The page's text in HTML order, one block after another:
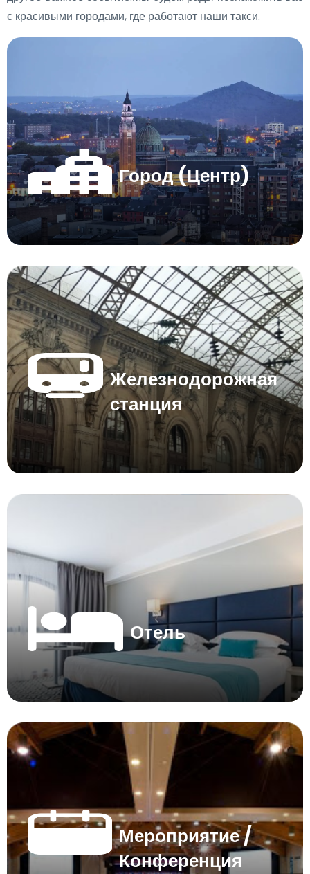
с красивыми городами, где работают наши такси.
Город (Центр)
Железнодорожная
станция
Отель
Мероприятие /
Конференция